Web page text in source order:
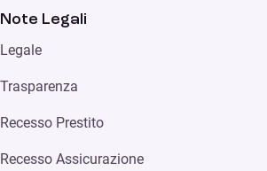
Note Legali
Legale
Trasparenza
Recesso Prestito
Recesso Assicurazione